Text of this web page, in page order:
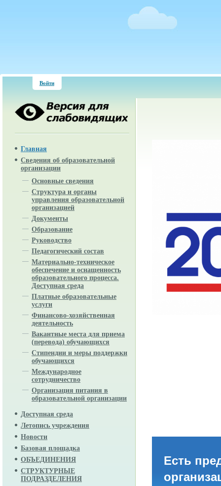
Войти
Главная
Сведения об образовательной
организации
Основные сведения
Структура и органы
управления образовательной
организацией
Документы
Образование
Руководство
Педагогический состав
Материально-техническое
обеспечение и оснащенность
образовательного процесса.
Доступная среда
Платные образовательные
услуги
Финансово-хозяйственная
деятельность
Вакантные места для приема
(перевода) обучающихся
Стипендии и меры поддержки
обучающихся
Международное
сотрудничество
Организация питания в
образовательной организации
Доступная среда
Летопись учреждения
Новости
Базовая площадка
ОБЪЕДИНЕНИЯ
СТРУКТУРНЫЕ
ПОДРАЗДЕЛЕНИЯ
Есть